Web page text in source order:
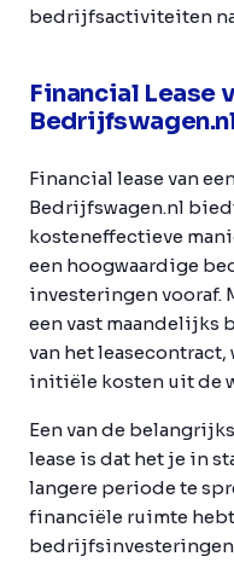
bedrijfsactiviteiten
Financial Lease
Financial lease van
Bedrijfswagen.nl
kosteneffectieve
een hoogwaardige
investeringen vooraf.
een vast maandelijks
van het
initiële kosten uit de
Een van de
lease is dat het je in
langere periode te
financiële ruimte